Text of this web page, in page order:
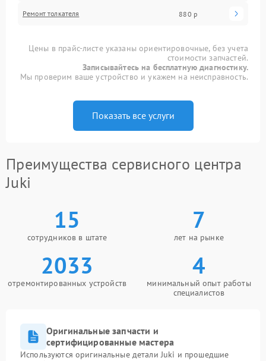
Ремонт толкателя 880 р
Цены в прайс-листе указаны ориентировочные, без учета
стоимости запчастей.
Записывайтесь на бесплатную диагностику.
Мы проверим ваше устройство и укажем на неисправность.
Показать все услуги
Преимущества сервисного центра
Juki
15
сотрудников в штате
7
лет на рынке
2033
отремонтированных устройств
4
минимальный опыт работы
специалистов
Оригинальные запчасти и
сертифицированные мастера
Используются оригинальные детали Juki и прошедшие